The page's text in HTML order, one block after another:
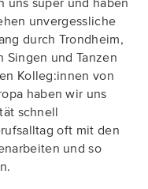
unvergessliche
durch Trondheim,
Singen und Tanzen
Kolleg:innen von
haben wir uns
schnell
oft mit den
und so